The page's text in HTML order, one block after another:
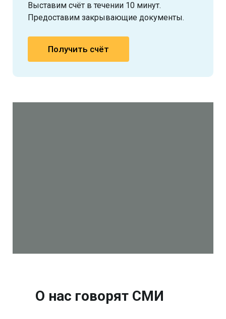
Выставим счёт в течении 10 минут.
Предоставим закрывающие документы.
Получить счёт
О нас говорят СМИ